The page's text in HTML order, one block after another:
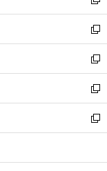
開
く
ウ
で
開
く
ン
ド
ウ
で
開
く
ウ
ィ
ン
ド
ウ
で
開
く
し
い
ウ
ィ
ン
ド
ウ
で
開
新
し
い
ウ
ィ
ン
ド
ウ
開
新
し
い
ウ
ィ
ン
ウ
新
し
い
ウ
ン
新
し
ウ